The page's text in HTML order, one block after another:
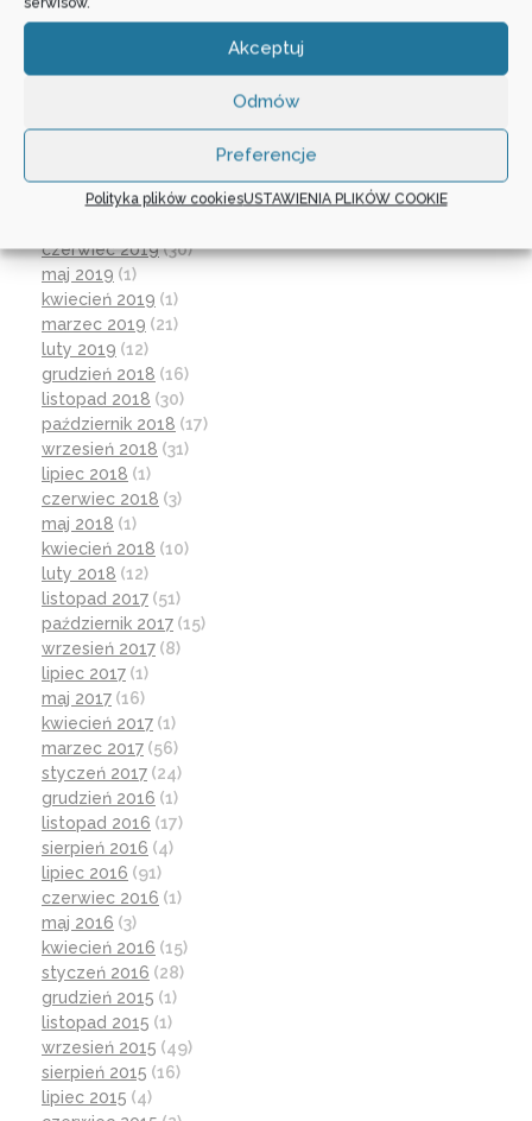
Akceptuj
Odmów
Preferencje
Polityka plików cookiesUSTAWIENIA PLIKÓW COOKIE
czerwiec 2020(19)
kwiecień 2020(1)
styczeń 2020(17)
październik 2019(15)
czerwiec 2019(30)
maj 2019 (1)
kwiecień 2019 (1)
marzec 2019 (21)
luty 2019 (12)
grudzień 2018 (16)
listopad 2018 (30)
październik 2018 (17)
wrzesień 2018 (31)
lipiec 2018 (1)
czerwiec 2018 (3)
maj 2018 (1)
kwiecień 2018 (10)
luty 2018 (12)
listopad 2017 (51)
październik 2017 (15)
wrzesień 2017 (8)
lipiec 2017 (1)
maj 2017 (16)
kwiecień 2017 (1)
marzec 2017 (56)
styczeń 2017 (24)
grudzień 2016 (1)
listopad 2016 (17)
sierpień 2016 (4)
lipiec 2016 (91)
czerwiec 2016 (1)
maj 2016 (3)
kwiecień 2016 (15)
styczeń 2016 (28)
grudzień 2015 (1)
listopad 2015 (1)
wrzesień 2015 (49)
sierpień 2015 (16)
lipiec 2015 (4)